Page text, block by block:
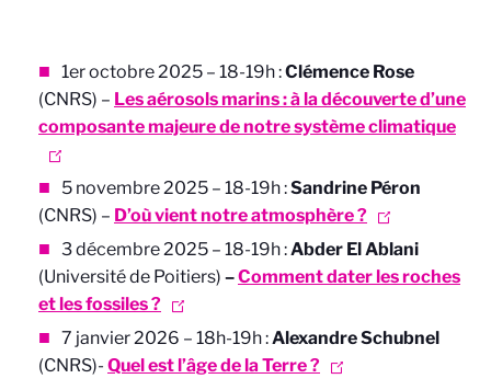
1er octobre 2025 – 18-19h :Clémence Rose
(CNRS) – Les aérosols marins : à la découverte d’une
composante majeure de notre système climatique
5 novembre 2025 – 18-19h :Sandrine Péron
(CNRS) – D’où vient notre atmosphère ?
3 décembre 2025 – 18-19h :Abder El Ablani
(Université de Poitiers) –Comment dater les roches
et les fossiles ?
7 janvier 2026 – 18h-19h :Alexandre Schubnel
(CNRS)- Quel est l’âge de la Terre ?